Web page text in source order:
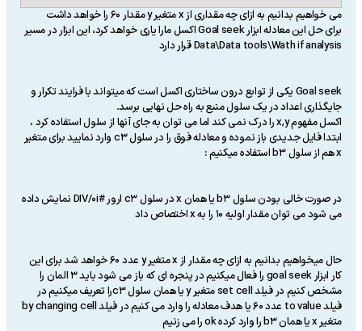
می خواهیم بدانیم به ازای چه مقداری از x متغیر y مقدار 60 را خواهد داشت
برای حل این معادله ابزار Goal seek اکسل مارا یاری خواهد کرد، این ابزار در مسیر
Data\Data tools\Wath if analysis قرار دارد
Goal seek یکی از توابع درون ساختاری اکسل است که میتواند با فرایند تکرار و
جایگذاری اعداد در یک سلول منبع به راه حل نهایی برسد.
اکسل مفهوم x,y را درک نمی کند اما می توان به جای آنها از سلول استفاده کرد ،
ابتدا فایل جدیدی باز نموده و معادله فوق را در سلول c3 وارد نمایید برای متغیر
x هم از سلول b3 استفاده میکنیم :
در صورت خالی بودن سلول b3 یا همان x در سلول c3 ارور #DIV/0i نمایش داده
می شود می توان مقدار اولیه 10 را به x اختصاص داد
حال میخواهیم بدانیم به ازای چه مقدار از x متغیر y عدد 60 خواهد شد برای این
کار ابزار goal seek را فعال میکنیم در پنجره ای که باز می شود باید 3 المان را
مشخص کنیم در فیلد set cell متغیر y یا همان سلول c3را تعریف میکنیم در
فیلد to value عدد 60 یا هدف معادله را وارد می کنیم در فیلد by changing cell
متغیر x یا همان b3 را وارد کرده ok را می زنیم